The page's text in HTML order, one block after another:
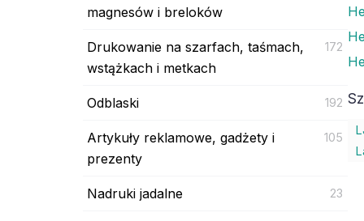
magnesów i breloków
Drukowanie na szarfach, taśmach,
wstążkach i metkach
172
Odblaski 192
Artykuły reklamowe, gadżety i
prezenty
105
Nadruki jadalne 23